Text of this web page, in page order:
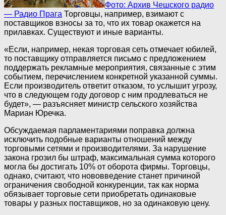
Фото: Архив Чешского радио
— Радио Прага Торговцы, например, взимают с
поставщиков взносы за то, что их товар окажется на
прилавках. Существуют и иные варианты.
«Если, например, некая торговая сеть отмечает юбилей,
то поставщику отправляется письмо с предложением
поддержать рекламные мероприятия, связанные с этим
событием, перечислением конкретной указанной суммы.
Если производитель ответит отказом, то услышит угрозу,
что в следующем году договор с ним продлеваться не
будет», — разъясняет министр сельского хозяйства
Мариан Юречка.
Обсуждаемая парламентариями поправка должна
исключить подобные варианты отношений между
торговыми сетями и производителями. За нарушение
закона грозил бы штраф, максимальная сумма которого
могла бы достигать 10% от оборота фирмы. Торговцы,
однако, считают, что нововведение станет причиной
ограничения свободной конкуренции, так как норма
обязывает торговые сети приобретать одинаковые
товары у разных поставщиков, но за одинаковую цену.